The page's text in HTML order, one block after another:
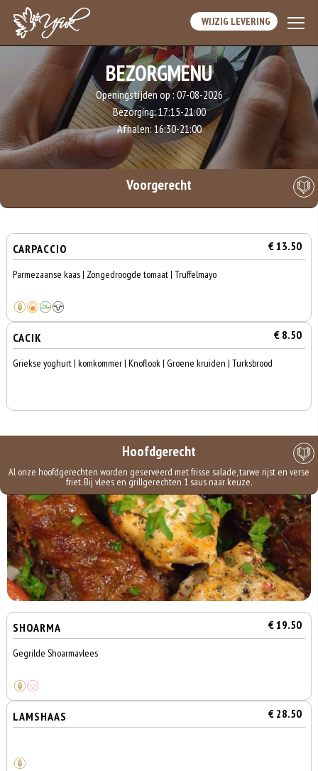
WIJZIG LEVERING
BEZORGMENU
Openingstijden op : 07-08-2026
Bezorging:17:15-21:00
Afhalen:16:30-21:00
Voorgerecht
CARPACCIO € 13.50
Parmezaanse kaas | Zongedroogde tomaat | Truffelmayo
CACIK € 8.50
Griekse yoghurt | komkommer | Knoflook | Groene kruiden | Turksbrood
Hoofdgerecht
Al onze hoofdgerechten worden geserveerd met frisse salade, tarwe rijst en verse
friet. Bij vlees en grillgerechten 1 saus naar keuze.
SHOARMA € 19.50
Gegrilde Shoarmavlees
LAMSHAAS € 28.50